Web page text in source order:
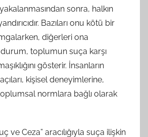
sonra, halkın
Bazıları onu kötü bir
diğerleri ona
durum, toplumun suça karşı
gösterir. İnsanların
kişisel deneyimlerine,
normlara bağlı olarak
ve Ceza” aracılığıyla suça ilişkin